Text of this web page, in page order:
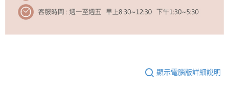
顯示電腦版詳細說明